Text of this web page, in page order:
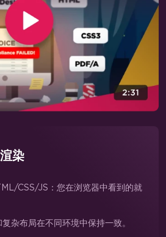
染
CSS/JS：您在浏览器中看到的就
杂布局在不同环境中保持一致。